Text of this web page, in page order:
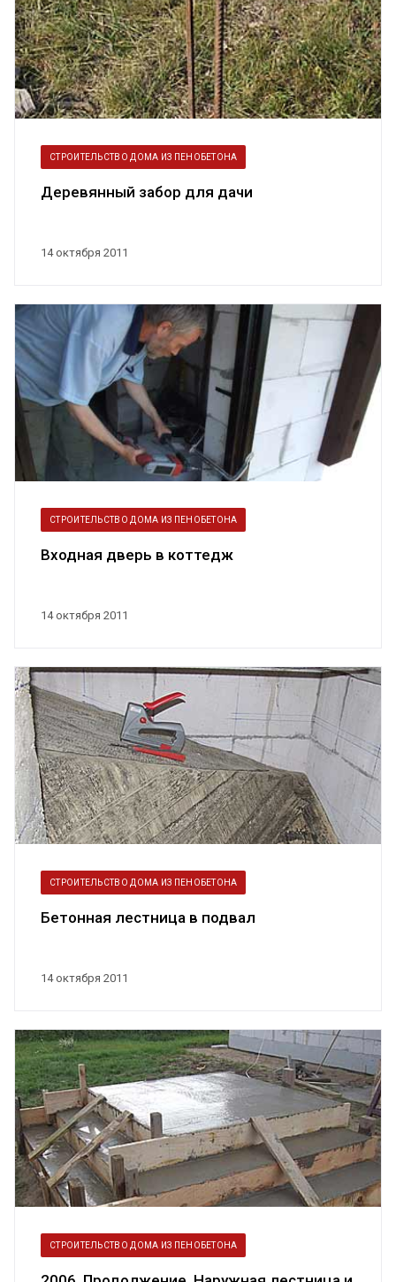
14 октября 2011
СТРОИТЕЛЬСТВО ДОМА ИЗ ПЕНОБЕТОНА
Деревянный забор для дачи
14 октября 2011
СТРОИТЕЛЬСТВО ДОМА ИЗ ПЕНОБЕТОНА
Входная дверь в коттедж
14 октября 2011
СТРОИТЕЛЬСТВО ДОМА ИЗ ПЕНОБЕТОНА
Бетонная лестница в подвал
СТРОИТЕЛЬСТВО ДОМА ИЗ ПЕНОБЕТОНА